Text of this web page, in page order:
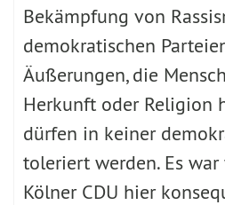
Bekämpfung von
demokratischen
Äußerungen, die
Herkunft oder Religion
dürfen in keiner
toleriert werden. Es
Kölner CDU hier